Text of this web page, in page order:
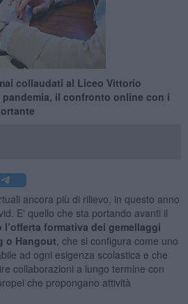
collaudati al Liceo Vittorio
il confronto online con i
ancora più di rilievo, in questo anno
E' quello che sta portando avanti il
l’offerta formativa dei gemellaggi
o Hangout , che si configura come uno
ad ogni esigenza scolastica e che
collaborazioni a lungo termine con
che propongano attività